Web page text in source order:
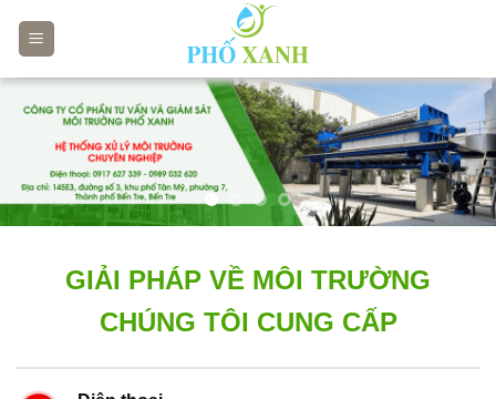
GIẢI PHÁP VỀ MÔI TRƯỜNG
CHÚNG TÔI CUNG CẤP